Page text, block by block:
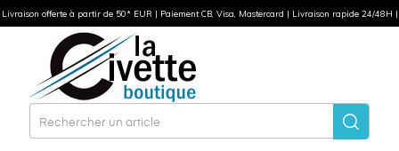
Livraison offerte à partir de 50* EUR | Paiement CB, Visa, Mastercard | Livraison rapide 24/48H |